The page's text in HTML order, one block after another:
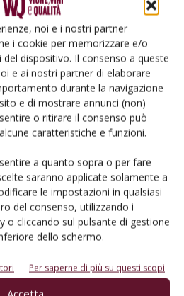
noi e i nostri partner
i cookie per memorizzare e/o
dispositivo. Il consenso a queste
e ai nostri partner di elaborare
durante la navigazione
e di mostrare annunci (non)
o ritirare il consenso può
caratteristiche e funzioni.
a quanto sopra o per fare
saranno applicate solamente a
le impostazioni in qualsiasi
del consenso, utilizzando i
o cliccando sul pulsante di gestione
dello schermo.
Per saperne di più su questi scopi
e Prodotti
per cercare un'azienda o un
prodotto!
Cerca adesso
risponde
e Vita agli agricoltori
Cerca adesso